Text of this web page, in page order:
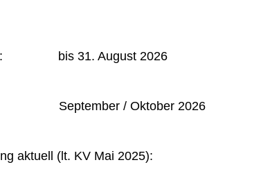
bis 31. August 2026
September / Oktober 2026
aktuell (lt. KV Mai 2025):